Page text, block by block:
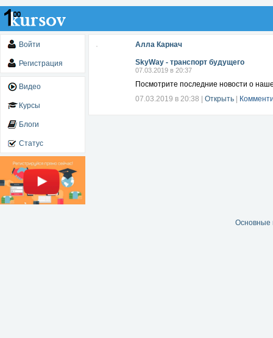
Войти
Регистрация
Видео
Курсы
Блоги
Статус
Алла Карнач
SkyWay - транспорт будущего
07.03.2019 в 20:37
Посмотрите последние новости о
07.03.2019 в 20:38
Открыть
Основные